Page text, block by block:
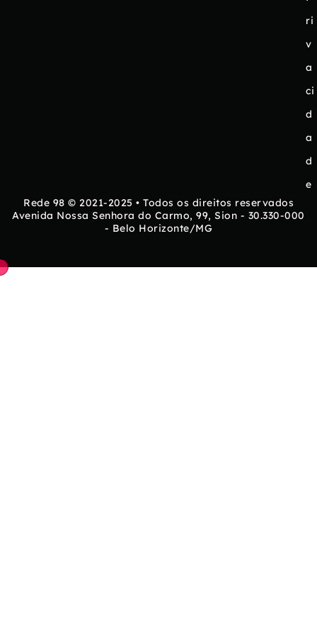
ri
v
a
ci
d
a
d
e
Rede 98 © 2021-2025 • Todos os direitos reservados
Avenida Nossa Senhora do Carmo, 99, Sion - 30.330-000
- Belo Horizonte/MG